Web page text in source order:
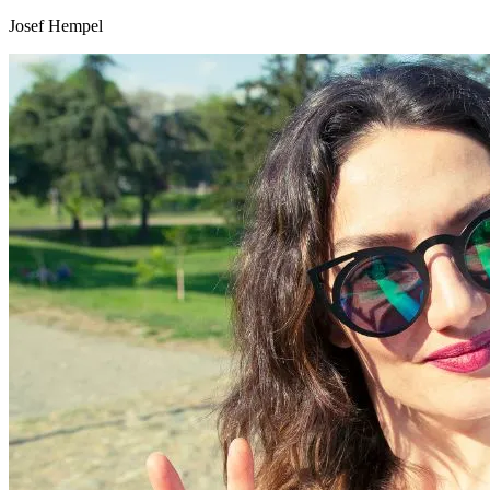
Josef Hempel